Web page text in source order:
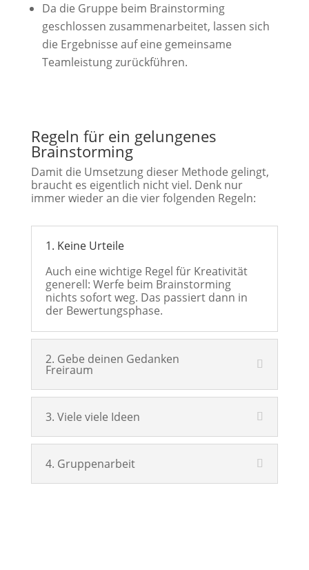
Da die Gruppe beim Brainstorming
geschlossen zusammenarbeitet, lassen sich
die Ergebnisse auf eine gemeinsame
Teamleistung zurückführen.
Regeln für ein gelungenes
Brainstorming
Damit die Umsetzung dieser Methode gelingt,
braucht es eigentlich nicht viel. Denk nur
immer wieder an die vier folgenden Regeln:
1. Keine Urteile
Auch eine wichtige Regel für Kreativität
generell: Werfe beim Brainstorming
nichts sofort weg. Das passiert dann in
der Bewertungsphase.
2. Gebe deinen Gedanken
Freiraum
3. Viele viele Ideen
4. Gruppenarbeit